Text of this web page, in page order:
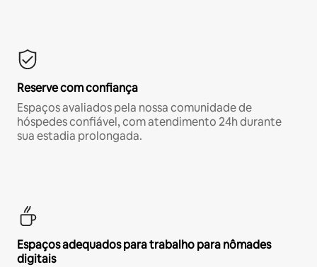
Reserve com confiança
Espaços avaliados pela nossa comunidade de
hóspedes confiável, com atendimento 24h durante
sua estadia prolongada.
Espaços adequados para trabalho para nômades
digitais